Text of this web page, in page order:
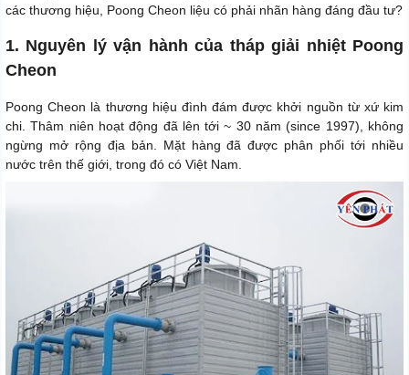
các thương hiệu, Poong Cheon liệu có phải nhãn hàng đáng đầu tư?
1. Nguyên lý vận hành của tháp giải nhiệt Poong
Cheon
Poong Cheon là thương hiệu đình đám được khởi nguồn từ xứ kim
chi. Thâm niên hoạt động đã lên tới ~ 30 năm (since 1997), không
ngừng mở rộng địa bản. Mặt hàng đã được phân phối tới nhiều
nước trên thế giới, trong đó có Việt Nam.